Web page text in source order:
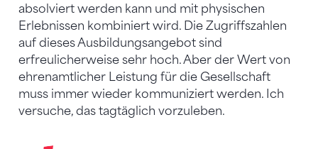
absolviert werden kann und mit physischen
Erlebnissen kombiniert wird. Die Zugriffszahlen
auf dieses Ausbildungsangebot sind
erfreulicherweise sehr hoch. Aber der Wert von
ehrenamtlicher Leistung für die Gesellschaft
muss immer wieder kommuniziert werden. Ich
versuche, das tagtäglich vorzuleben.